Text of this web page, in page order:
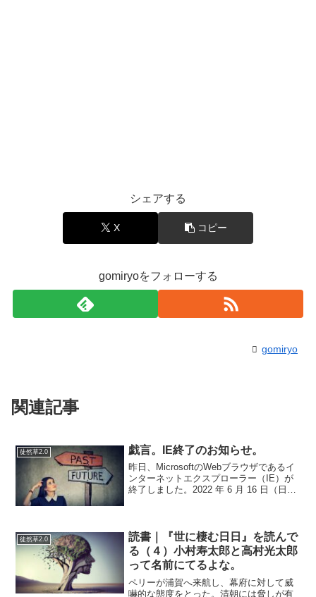
シェアする
X コピー
gomiryoをフォローする
gomiryo
関連記事
徒然草2.0 戯言。IE終了のお知らせ。
昨日、MicrosoftのWebブラウザであるイ
ンターネットエクスプローラー（IE）が
終了しました。2022 年 6 月 16 日（日本
徒然草2.0
読書｜『世に棲む日日』を読んで
る（４）小村寿太郎と高村光太郎
って名前にてるよな。
ペリーが浦賀へ来航し、幕府に対して威
嚇的な態度をとった。清朝には脅しが有